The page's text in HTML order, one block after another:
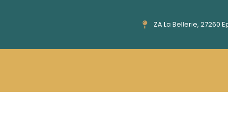
ZA La Bellerie, 27260